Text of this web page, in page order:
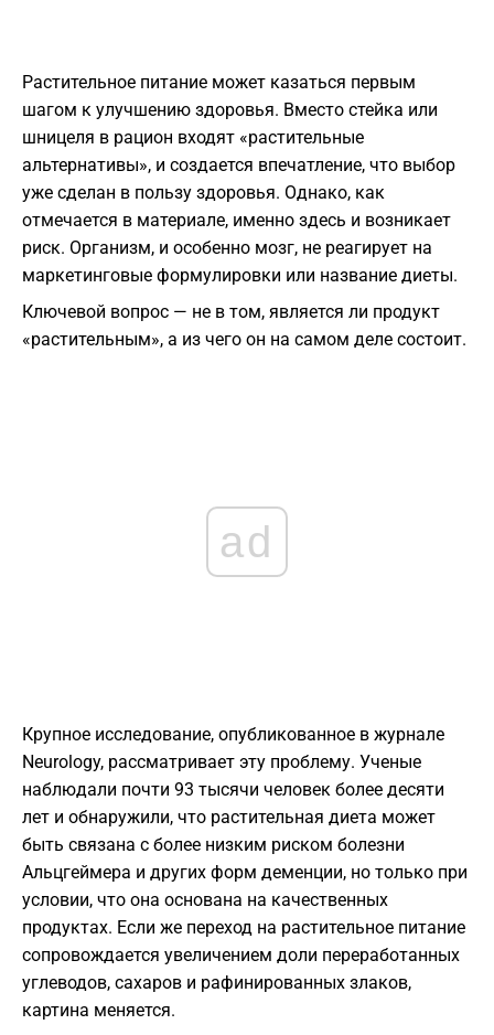
Растительное питание может казаться первым
шагом к улучшению здоровья. Вместо стейка или
шницеля в рацион входят «растительные
альтернативы», и создается впечатление, что выбор
уже сделан в пользу здоровья. Однако, как
отмечается в материале, именно здесь и возникает
риск. Организм, и особенно мозг, не реагирует на
маркетинговые формулировки или название диеты.
Ключевой вопрос — не в том, является ли продукт
«растительным», а из чего он на самом деле состоит.
ad
Крупное исследование, опубликованное в журнале
Neurology, рассматривает эту проблему. Ученые
наблюдали почти 93 тысячи человек более десяти
лет и обнаружили, что растительная диета может
быть связана с более низким риском болезни
Альцгеймера и других форм деменции, но только при
условии, что она основана на качественных
продуктах. Если же переход на растительное питание
сопровождается увеличением доли переработанных
углеводов, сахаров и рафинированных злаков,
картина меняется.